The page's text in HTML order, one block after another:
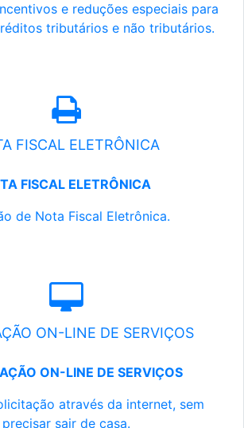
e reduções especiais para
tributários e não tributários.
FISCAL ELETRÔNICA
FISCAL ELETRÔNICA
de Nota Fiscal Eletrônica.
ON-LINE DE SERVIÇOS
ON-LINE DE SERVIÇOS
através da internet, sem
precisar sair de casa.